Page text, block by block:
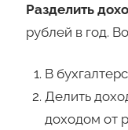
Разделить
рублей в год.
В
Делить
доходом от